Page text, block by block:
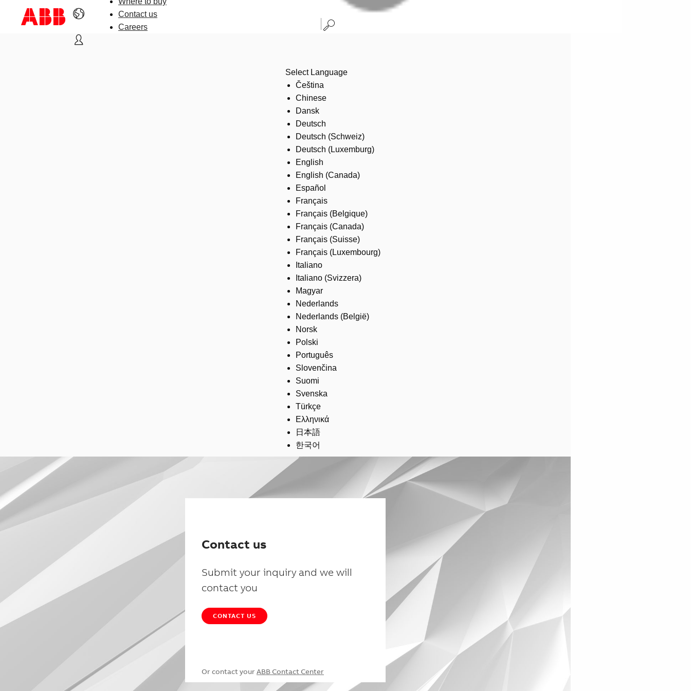
Contact us
Careers
Select Language
Čeština
Chinese
Dansk
Deutsch
Deutsch (Schweiz)
Deutsch (Luxemburg)
English
English (Canada)
Español
Français
Français (Belgique)
Français (Canada)
Français (Suisse)
Français (Luxembourg)
Italiano
Italiano (Svizzera)
Magyar
Nederlands
Nederlands (België)
Norsk
Polski
Português
Slovenčina
Suomi
Svenska
Türkçe
Ελληνικά
日本語
한국어
Contact us
Submit your inquiry and we will
contact you
CONTACT US
Or contact your ABB Contact Center